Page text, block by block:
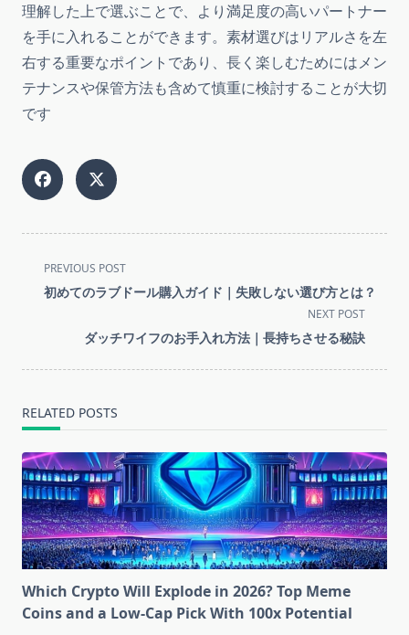
理解した上で選ぶことで、より満足度の高いパートナー
を手に入れることができます。素材選びはリアルさを左
右する重要なポイントであり、長く楽しむためにはメン
テナンスや保管方法も含めて慎重に検討することが大切
です
<span
class="nav-
text">Page</span>
PREVIOUS POST
初めてのラブドール購入ガイド｜失敗しない選び方とは？
NEXT POST
ダッチワイフのお手入れ方法｜長持ちさせる秘訣
RELATED POSTS
Which Crypto Will Explode in 2026? Top Meme
Coins and a Low-Cap Pick With 100x Potential